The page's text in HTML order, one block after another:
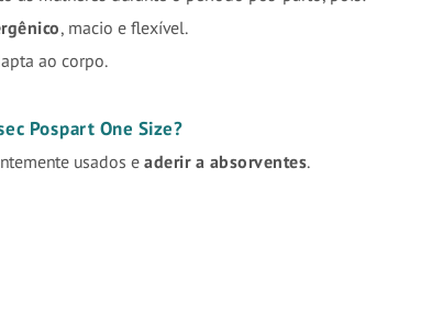
, macio e flexível.
ao corpo.
Pospart One Size?
usados e aderir a absorventes.